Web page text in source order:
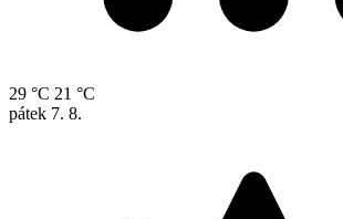
29 °C 21 °C
pátek 7. 8.